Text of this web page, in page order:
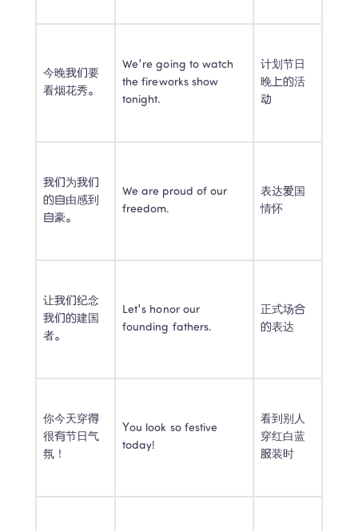
今晚我们要
看烟花秀。
We're going to watch
the fireworks show
tonight.
计划节日
晚上的活
动
我们为我们
的自由感到
自豪。
We are proud of our
freedom.
表达爱国
情怀
让我们纪念
我们的建国
者。
Let's honor our
founding fathers.
正式场合
的表达
你今天穿得
很有节日气
氛！
You look so festive
today!
看到别人
穿红白蓝
服装时